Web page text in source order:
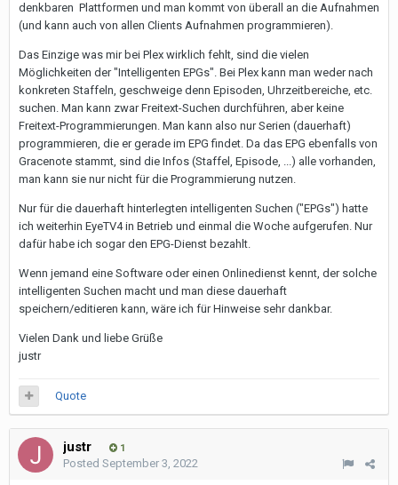
denkbaren Plattformen und man kommt von überall an die Aufnahmen
(und kann auch von allen Clients Aufnahmen programmieren).
Das Einzige was mir bei Plex wirklich fehlt, sind die vielen
Möglichkeiten der "Intelligenten EPGs". Bei Plex kann man weder nach
konkreten Staffeln, geschweige denn Episoden, Uhrzeitbereiche, etc.
suchen. Man kann zwar Freitext-Suchen durchführen, aber keine
Freitext-Programmierungen. Man kann also nur Serien (dauerhaft)
programmieren, die er gerade im EPG findet. Da das EPG ebenfalls von
Gracenote stammt, sind die Infos (Staffel, Episode, ...) alle vorhanden,
man kann sie nur nicht für die Programmierung nutzen.
Nur für die dauerhaft hinterlegten intelligenten Suchen ("EPGs") hatte
ich weiterhin EyeTV4 in Betrieb und einmal die Woche aufgerufen. Nur
dafür habe ich sogar den EPG-Dienst bezahlt.
Wenn jemand eine Software oder einen Onlinedienst kennt, der solche
intelligenten Suchen macht und man diese dauerhaft
speichern/editieren kann, wäre ich für Hinweise sehr dankbar.
Vielen Dank und liebe Grüße
justr
Quote
justr 1
Posted September 3, 2022